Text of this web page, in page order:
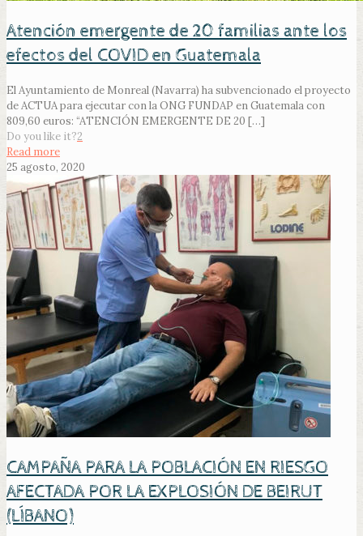
Atención emergente de 20 familias ante los
efectos del COVID en Guatemala
El Ayuntamiento de Monreal (Navarra) ha subvencionado el proyecto
de ACTUA para ejecutar con la ONG FUNDAP en Guatemala con
809,60 euros: “ATENCIÓN EMERGENTE DE 20 […]
Do you like it?2
Read more
25 agosto, 2020
CAMPAÑA PARA LA POBLACIÓN EN RIESGO
AFECTADA POR LA EXPLOSIÓN DE BEIRUT
(LÍBANO)